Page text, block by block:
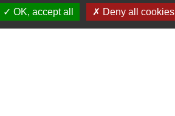
OK, accept all Deny all cookies